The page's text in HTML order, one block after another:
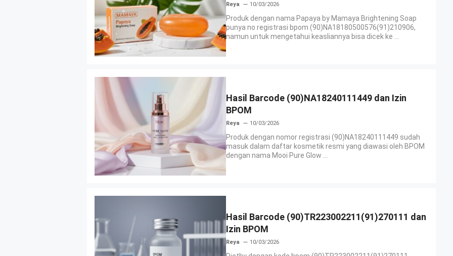
Reya 10/03/2026
Produk dengan nama Papaya by Mamaya Brightening Soap
punya no registrasi bpom (90)NA18180500576(91)210906,
namun untuk mengetahui keasliannya bisa dicek ke ...
Hasil Barcode (90)NA18240111449 dan Izin
BPOM
Reya 10/03/2026
Produk dengan nomor registrasi (90)NA18240111449 sudah
masuk dalam daftar kosmetik resmi yang diawasi oleh BPOM
dengan nama Mooi Pure Glow ...
Hasil Barcode (90)TR223002211(91)270111 dan
Izin BPOM
Reya 10/03/2026